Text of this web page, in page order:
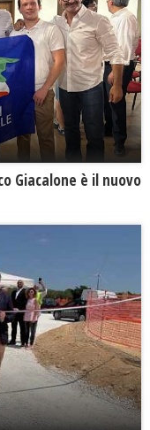
Giacalone è il nuovo